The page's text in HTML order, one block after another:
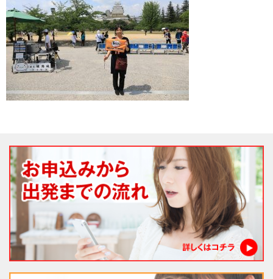
バスツアーの流れ
ツアー日誌
婚活バスツアー
一般向けバスツアー
親子社会体験ツアー